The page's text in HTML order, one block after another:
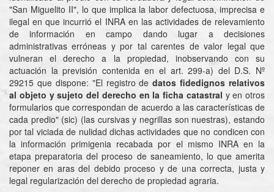
"San Miguelito II", lo que implica la labor defectuosa, imprecisa e
ilegal en que incurrió el INRA en las actividades de relevamiento
de información en campo dando lugar a decisiones
administrativas erróneas y por tal carentes de valor legal que
vulneran el derecho a la propiedad, inobservando con su
actuación la previsión contenida en el art. 299-a) del D.S. Nº
29215 que dispone: "El registro dedatos fidedignos relativos
al objeto y sujeto del derecho en la ficha catastral y en otros
formularios que correspondan de acuerdo a las características de
cada predio" (sic) (las cursivas y negrillas son nuestras), estando
por tal viciada de nulidad dichas actividades que no condicen con
la información primigenia recabada por el mismo INRA en la
etapa preparatoria del proceso de saneamiento, lo que amerita
reponer en aras del debido proceso y de una correcta, justa y
legal regularización del derecho de propiedad agraria.